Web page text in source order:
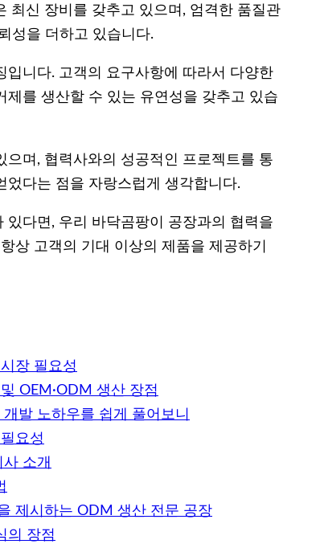
최신 장비를 갖추고 있으며, 엄격한 품질관
성을 더하고 있습니다.
니다. 고객의 요구사항에 따라서 다양한
를 생산할 수 있는 유연성을 갖추고 있습
며, 협력사와의 성공적인 프로젝트를 통
다는 점을 자랑스럽게 생각합니다.
다면, 우리 바닥곰팡이 공장과의 협력을
상 고객의 기대 이상의 제품을 제공하기
장 필요성
OEM·ODM 생산 장점
발 노하우를 쉽게 풀어보니
요성
소개
제시하는 ODM 생산 전문 공장
의 장점